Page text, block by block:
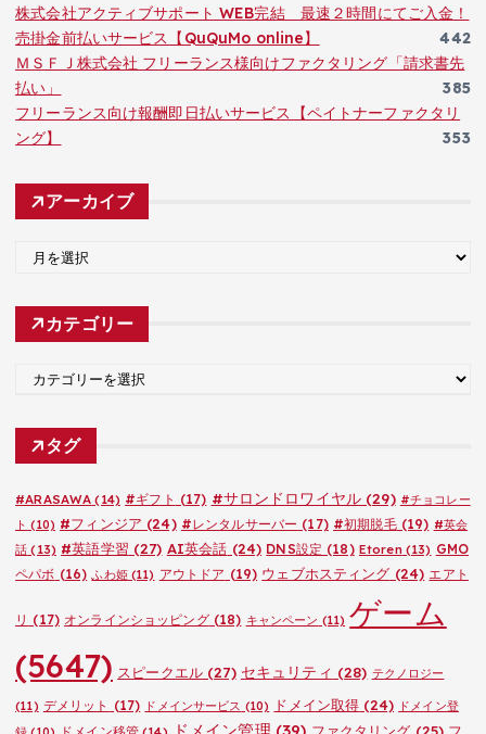
株式会社アクティブサポート WEB完結 最速２時間にてご入金！
売掛金前払いサービス【QuQuMo online】
442
ＭＳＦＪ株式会社 フリーランス様向けファクタリング「請求書先
払い」
385
フリーランス向け報酬即日払いサービス【ペイトナーファクタリ
ング】
353
アーカイブ
カ
カテゴリー
ゴ
タグ
#ARASAWA (14) #ギフト (17) #サロンドロワイヤル(29) #チョコレー
ト (10) #フィンジア (24) #レンタルサーバー (17) #初期脱毛(19) #英会
話 (13) #英語学習 (27) AI英会話 (24) DNS設定 (18) Etoren(13) GMO
ペパボ (16) ふわ姫(11) アウトドア (19) ウェブホスティング (24) エアト
リ (17) オンラインショッピング(18) キャンペーン (11) ゲーム
(5647) スピークエル(27) セキュリティ (28) テクノロジー
(11) デメリット (17) ドメインサービス (10) ドメイン取得 (24) ドメイン登